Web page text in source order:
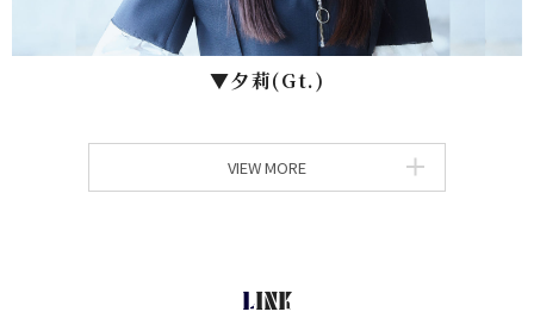
▼⼣莉(Gt.)
VIEW MORE
LINK